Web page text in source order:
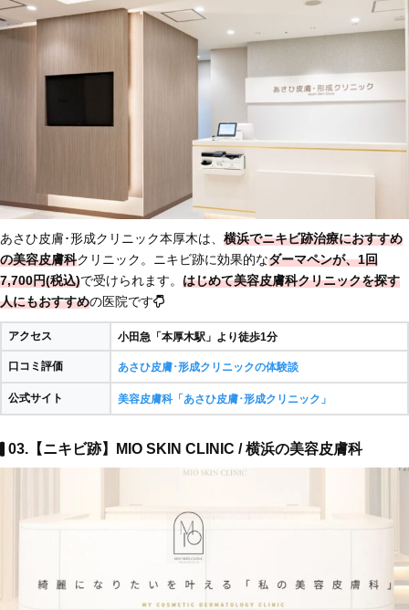
あさひ皮膚･形成クリニック本厚木は、 横浜でニキビ跡治療におすすめ
の美容皮膚科クリニック。ニキビ跡に効果的なダーマペンが、1回
7,700円(税込)で受けられます。 はじめて美容皮膚科クリニックを探す
人にもおすすめの医院です
アクセス 小田急「本厚木駅」より徒歩1分
口コミ評価 あさひ皮膚･形成クリニックの体験談
公式サイト 美容皮膚科「あさひ皮膚･形成クリニック」
03.【ニキビ跡】MIO SKIN CLINIC / 横浜の美容皮膚科